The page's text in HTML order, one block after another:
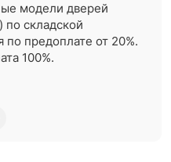
модели дверей
по складской
предоплате от 20%.
100%.